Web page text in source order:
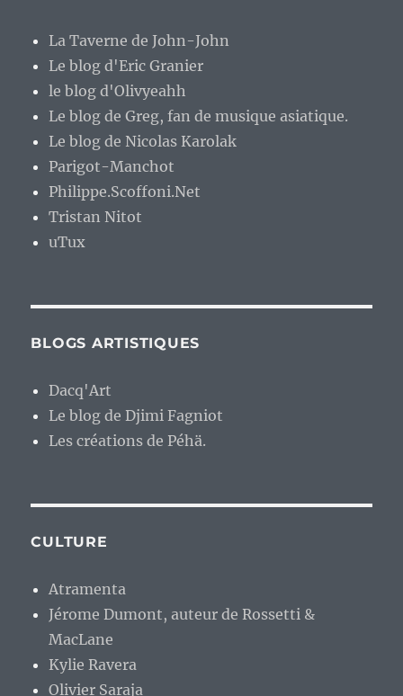
La Taverne de John-John
Le blog d'Eric Granier
le blog d'Olivyeahh
Le blog de Greg, fan de musique asiatique.
Le blog de Nicolas Karolak
Parigot-Manchot
Philippe.Scoffoni.Net
Tristan Nitot
uTux
BLOGS ARTISTIQUES
Dacq'Art
Le blog de Djimi Fagniot
Les créations de Péhä.
CULTURE
Atramenta
Jérome Dumont, auteur de Rossetti &
MacLane
Kylie Ravera
Olivier Saraja